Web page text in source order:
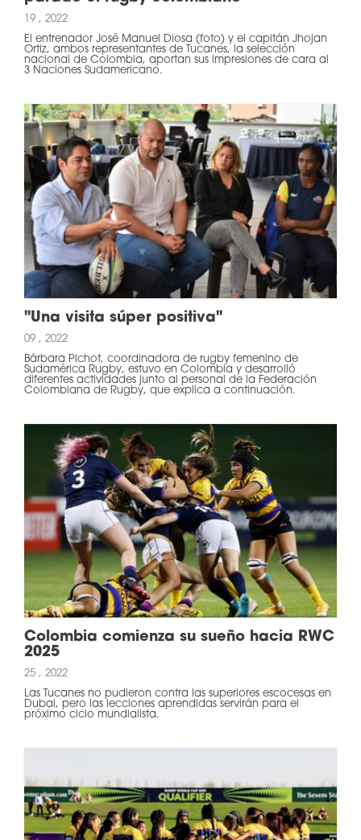
19 , 2022
El entrenador José Manuel Diosa (foto) y el capitán Jhojan
Ortiz, ambos representantes de Tucanes, la selección
nacional de Colombia, aportan sus impresiones de cara al
3 Naciones Sudamericano.
"Una visita súper positiva"
09 , 2022
Bárbara Pichot, coordinadora de rugby femenino de
Sudamérica Rugby, estuvo en Colombia y desarrolló
diferentes actividades junto al personal de la Federación
Colombiana de Rugby, que explica a continuación.
Colombia comienza su sueño hacia RWC
2025
25 , 2022
Las Tucanes no pudieron contra las superiores escocesas en
Dubai, pero las lecciones aprendidas servirán para el
próximo ciclo mundialista.